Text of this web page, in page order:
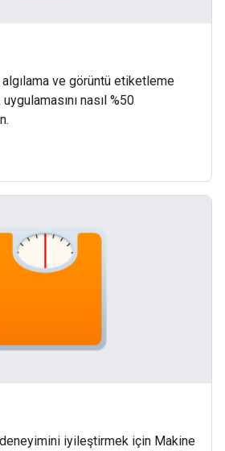
ve görüntü etiketleme
nasıl %50
iyileştirmek için Makine